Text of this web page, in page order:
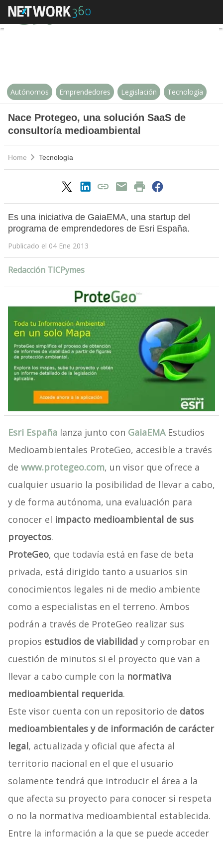
Nace Protegeo, una solución
Autónomos Emprendedores Legislación Tecnología
Nace Protegeo, una solución SaaS de
consultoría medioambiental
Home Tecnología
Es una iniciativa de GaiaEMA, una startup del
programa de emprendedores de Esri España.
Publicado el 04 Ene 2013
Redacción TICPymes
Esri Españalanza junto con GaiaEMA Estudios
Medioambientales ProteGeo, accesible a través
de www.protegeo.com, un visor que ofrece a
cualquier usuario la posibilidad de llevar a cabo,
y de forma autónoma, una evaluación para
conocer el impacto medioambiental de sus
proyectos.
ProteGeo, que todavía está en fase de beta
privada, está dirigido tanto a usuarios sin
conocimientos legales ni de medio ambiente
como a especialistas en el terreno. Ambos
podrán a través de ProteGeo realizar sus
propios estudios de viabilidady comprobar en
cuestión de minutos si el proyecto que van a
llevar a cabo cumple con la normativa
medioambiental requerida.
Este visor cuenta con un repositorio de datos
medioambientales y de información de carácter
legal, actualizada y oficial que afecta al
territorio nacional en el que el usuario
solamente tendrá que introducir el área a la
que afecta su proyecto para conocer si respeta
o no la normativa medioambiental establecida.
Entre la información a la que se puede acceder